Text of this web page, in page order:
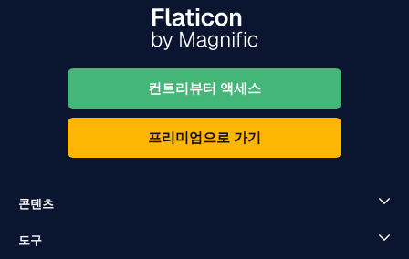
컨트리뷰터 액세스
프리미엄으로 가기
콘텐츠
도구